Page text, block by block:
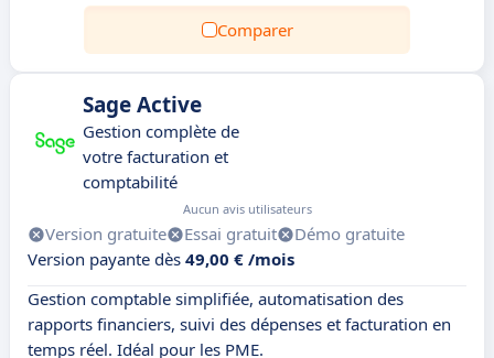
Comparer
Sage Active
Gestion complète de
votre facturation et
comptabilité
Aucun avis utilisateurs
Version gratuite Essai gratuit
Démo gratuite
Version payante dès 49,00 € /mois
Gestion comptable simplifiée, automatisation des
rapports financiers, suivi des dépenses et facturation en
temps réel. Idéal pour les PME.